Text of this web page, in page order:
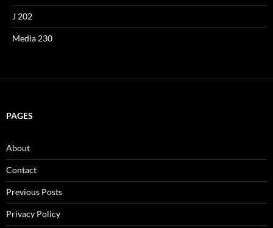
J 202
Media 230
PAGES
About
Contact
Previous Posts
Privacy Policy